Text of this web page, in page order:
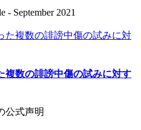
- September 2021
複数の誹謗中傷の試みに対す
公式声明